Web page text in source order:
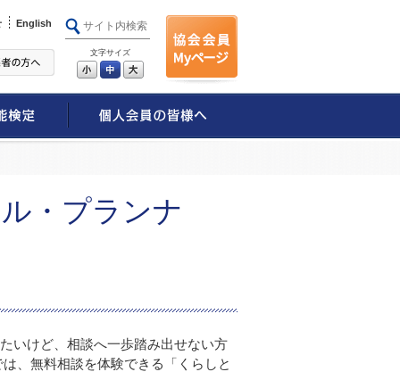
English
文字サイズ
小 中
・プランナ
いけど、相談へ一歩踏み出せない方
、無料相談を体験できる「くらしと